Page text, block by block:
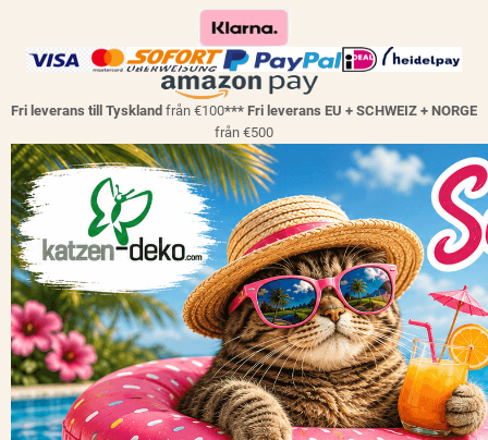
Fri leverans till Tyskland från €100*** Fri leverans EU + SCHWEIZ + NORGE
från €500